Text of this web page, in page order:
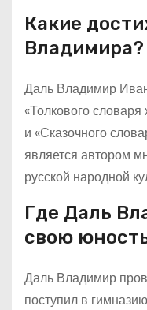
Какие
Владимира?
Даль Владимир
«Толкового словаря
и «Сказочного
является автором
русской народной
Где Даль
свою
Даль Владимир
поступил в